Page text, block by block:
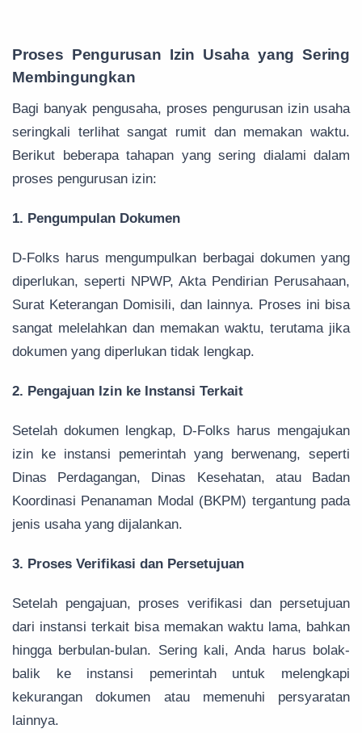
Proses Pengurusan Izin Usaha yang Sering
Membingungkan
Bagi banyak pengusaha, proses pengurusan izin usaha
seringkali terlihat sangat rumit dan memakan waktu.
Berikut beberapa tahapan yang sering dialami dalam
proses pengurusan izin:
1. Pengumpulan Dokumen
D-Folks harus mengumpulkan berbagai dokumen yang
diperlukan, seperti NPWP, Akta Pendirian Perusahaan,
Surat Keterangan Domisili, dan lainnya. Proses ini bisa
sangat melelahkan dan memakan waktu, terutama jika
dokumen yang diperlukan tidak lengkap.
2. Pengajuan Izin ke Instansi Terkait
Setelah dokumen lengkap, D-Folks harus mengajukan
izin ke instansi pemerintah yang berwenang, seperti
Dinas Perdagangan, Dinas Kesehatan, atau Badan
Koordinasi Penanaman Modal (BKPM) tergantung pada
jenis usaha yang dijalankan.
3. Proses Verifikasi dan Persetujuan
Setelah pengajuan, proses verifikasi dan persetujuan
dari instansi terkait bisa memakan waktu lama, bahkan
hingga berbulan-bulan. Sering kali, Anda harus bolak-
balik ke instansi pemerintah untuk melengkapi
kekurangan dokumen atau memenuhi persyaratan
lainnya.